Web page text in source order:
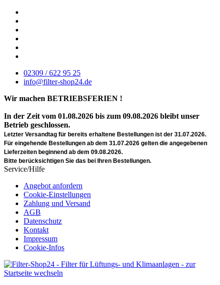
02309 / 622 95 25
info@filter-shop24.de
Wir machen BETRIEBSFERIEN !
In der Zeit vom 01.08.2026 bis zum 09.08.2026 bleibt unser
Betrieb geschlossen.
Letzter Versandtag für bereits erhaltene Bestellungen ist der 31.07.2026.
Für eingehende Bestellungen ab dem 31.07.2026 gelten die angegebenen
Lieferzeiten beginnend ab dem 09.08.2026.
Bitte berücksichtigen Sie das bei Ihren Bestellungen.
Service/Hilfe
Angebot anfordern
Cookie-Einstellungen
Zahlung und Versand
AGB
Datenschutz
Kontakt
Impressum
Cookie-Infos